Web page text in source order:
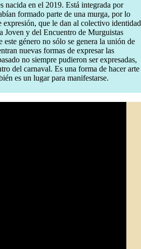
nacida en el 2019. Está integrada por
formado parte de una murga, por lo
expresión, que le dan al colectivo identidad
Joven y del Encuentro de Murguistas
género no sólo se genera la unión de
nuevas formas de expresar las
no siempre pudieron ser expresadas,
del carnaval. Es una forma de hacer arte
es un lugar para manifestarse.